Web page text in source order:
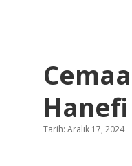
Hanefi
Tarih: Aralık 17, 2024